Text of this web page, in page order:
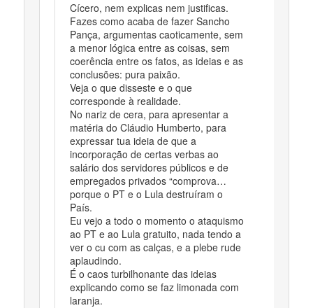
Cícero, nem explicas nem justificas.
Fazes como acaba de fazer Sancho
Pança, argumentas caoticamente, sem
a menor lógica entre as coisas, sem
coerência entre os fatos, as ideias e as
conclusões: pura paixão.
Veja o que disseste e o que
corresponde à realidade.
No nariz de cera, para apresentar a
matéria do Cláudio Humberto, para
expressar tua ideia de que a
incorporação de certas verbas ao
salário dos servidores públicos e de
empregados privados “comprova…
porque o PT e o Lula destruíram o
País.
Eu vejo a todo o momento o ataquismo
ao PT e ao Lula gratuito, nada tendo a
ver o cu com as calças, e a plebe rude
aplaudindo.
É o caos turbilhonante das ideias
explicando como se faz limonada com
laranja.